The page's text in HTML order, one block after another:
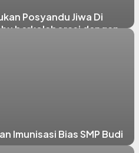
Posyandu Jiwa Di
berkolaborasi dengan
Imunisasi Bias SMP Budi